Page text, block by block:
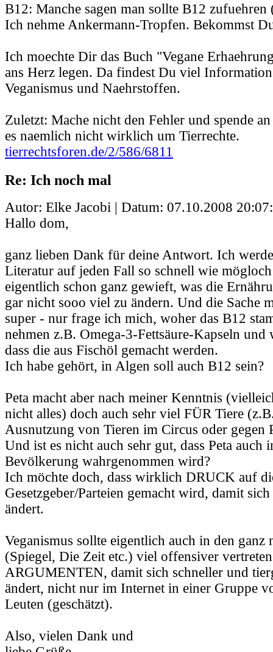
B12: Manche sagen man sollte B12 zufuehren
Ich nehme Ankermann-Tropfen. Bekommst
Ich moechte Dir das Buch "Vegane
ans Herz legen. Da findest Du viel
Veganismus und Naehrstoffen.
Zuletzt: Mache nicht den Fehler und spende
es naemlich nicht wirklich um Tierrechte.
tierrechtsforen.de/2/586/6811
Re: Ich noch mal
Autor: Elke Jacobi | Datum: 07.10.2008
Hallo dom,
ganz lieben Dank für deine Antwort. Ich
Literatur auf jeden Fall so schnell wie
eigentlich schon ganz gewieft, was die
gar nicht sooo viel zu ändern. Und die Sache
super - nur frage ich mich, woher das B12
nehmen z.B. Omega-3-Fettsäure-Kapseln und
dass die aus Fischöl gemacht werden.
Ich habe gehört, in Algen soll auch B12 sein?
Peta macht aber nach meiner Kenntnis
nicht alles) doch auch sehr viel FÜR Tiere
Ausnutzung von Tieren im Circus oder gegen
Und ist es nicht auch sehr gut, dass Peta auch
Bevölkerung wahrgenommen wird?
Ich möchte doch, dass wirklich DRUCK auf
Gesetzgeber/Parteien gemacht wird, damit
ändert.
Veganismus sollte eigentlich auch in den ganz
(Spiegel, Die Zeit etc.) viel offensiver
ARGUMENTEN, damit sich schneller und
ändert, nicht nur im Internet in einer Gruppe
Leuten (geschätzt).
Also, vielen Dank und